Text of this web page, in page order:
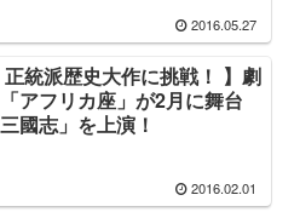
2016.05.27
正統派歴史大作に挑戦！ 】劇
アフリカ座」が2月に舞台
三國志」を上演！
2016.02.01